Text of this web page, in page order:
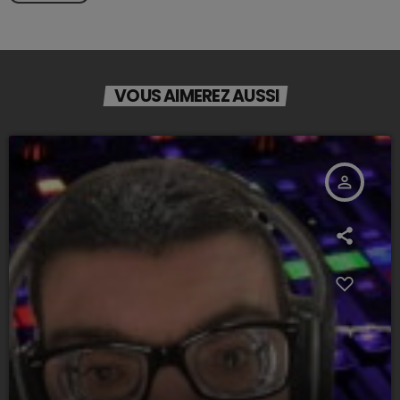
VOUS AIMEREZ AUSSI
person_outline